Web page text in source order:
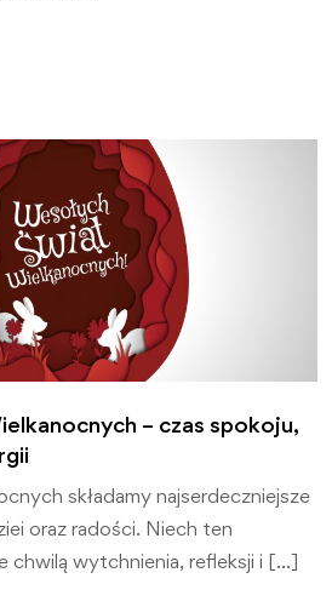
– czas spokoju,
składamy najserdeczniejsze
oraz radości. Niech ten
chwilą wytchnienia, refleksji i […]